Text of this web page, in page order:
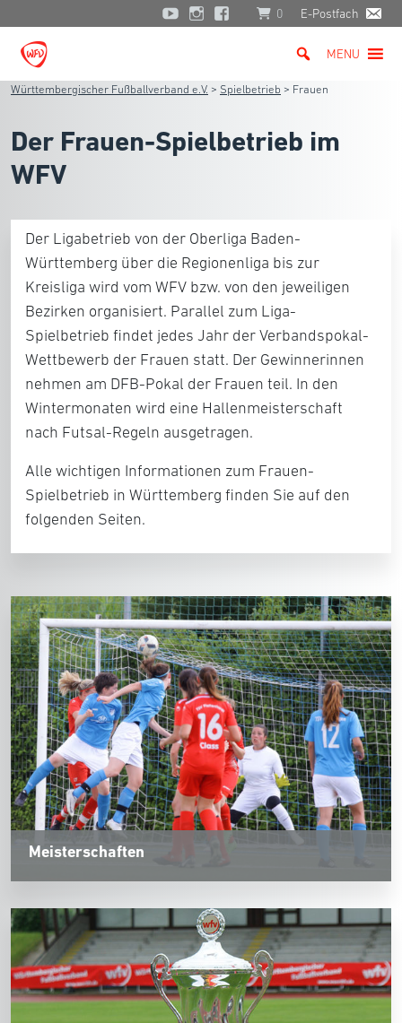
0 E-Postfach
MENU
Württembergischer Fußballverband e.V. > Spielbetrieb > Frauen
Der Frauen-Spielbetrieb im
WFV
Der Ligabetrieb von der Oberliga Baden-
Württemberg über die Regionenliga bis zur
Kreisliga wird vom WFV bzw. von den jeweiligen
Bezirken organisiert. Parallel zum Liga-
Spielbetrieb findet jedes Jahr der Verbandspokal-
Wettbewerb der Frauen statt. Der Gewinnerinnen
nehmen am DFB-Pokal der Frauen teil. In den
Wintermonaten wird eine Hallenmeisterschaft
nach Futsal-Regeln ausgetragen.
Alle wichtigen Informationen zum Frauen-
Spielbetrieb in Württemberg finden Sie auf den
folgenden Seiten.
Meisterschaften